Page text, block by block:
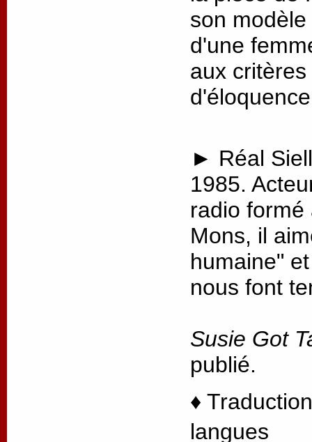
son
d'une
aux
► Réal
1985.
radio
Mons, il
humaine"
nous font
Susie Got
publié.
♦
langues